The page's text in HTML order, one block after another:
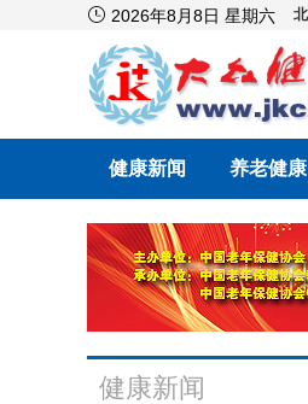
 2026年8月8日 星期六
健康新闻 养老健康
健康新闻